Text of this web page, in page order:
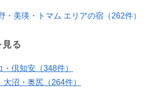
・美瑛・トマム エリアの宿（262件）
る
倶知安（348件）
沼・奥尻（264件）